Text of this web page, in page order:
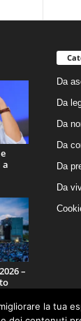
a
–
Da
Da
Da
Da
Da
Da
la tua